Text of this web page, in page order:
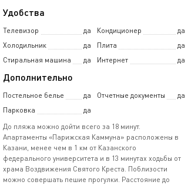
Удобства
Телевизор да Кондиционер
да
Холодильник
да Плита
да
Стиральная машина
да Интернет да
Дополнительно
Постельное белье да Отчетные документы
да
Парковка
да
До пляжа можно дойти всего за 18 минут.
Апартаменты «Парижская Каммуна» расположены в
Казани, менее чем в 1 км от Казанского
федерального университета и в 13 минутах ходьбы от
храма Воздвижения Святого Креста. Поблизости
можно совершать пешие прогулки. Расстояние до